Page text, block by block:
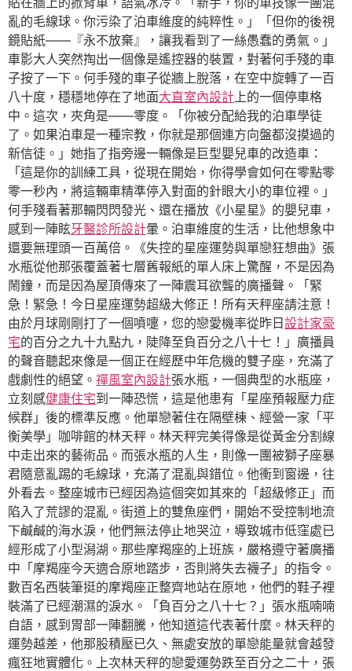
亂的毛線球。你污染了泊車維度的純粹性。」「但你的後視
鏡貼紙——『永不放棄』，讓我看到了一絲愚蠢的勇氣。」
車影大人突然掏出一個像是遙控器的裝置，對著何手殘的車
子按了一下。何手殘的車子從牆上脫落，在空中旋轉了一百
八十度，穩穩地停在了地面大直室內設計上的一個停車格
中。這次，夾角是——零度。「你被分配給我的泊車學徒
了。如果泊車是一種宗教，你就是那個連方向盤都沒摸過的
新信徒。」她指了指旁邊一輛像是巨型嬰兒車的改造車：
「這是你的訓練工具，從現在開始，你得學會如何在零點零
零一秒內，將這輛車精準停入對面的針眼大小的車位裡。」
何手殘看著那輛閃閃發光、還在播放《小星星》的嬰兒車，
感到一陣眩牙醫診所設計暈。泊車維度的生活，比他想象中
還要無理頭一百萬倍。《失控的星座運勢與單戀狂想曲》張
水瓶從他那張覆蓋著七層舊報紙的單人床上驚醒，不是因為
鬧鐘，而是因為屋頂傳來了一陣震耳欲聾的廣播聲。「緊
急！緊急！今日星座運勢超級大修正！所有天秤座請注意！
由於月球剛剛打了一個噴嚏，您的戀愛機率從昨日 設計家豪
宅的百分之九十九點九，陡降至負百分之八十七！」廣播員
的聲音聽起來像是一個正在經歷中年危機的雙子座，充滿了
戲劇性的絕望。 禪風室內設計張水瓶，一個典型的水瓶座，
立刻感健康住宅到一陣恐慌，這是他患有「星座預報壓力症
候群」後的標準反應。他單戀著住在隔壁棟、經營一家「平
衡美學」咖啡館的林天秤。林天秤完美得像是從黃金分割線
中走出來的藝術品。而張水瓶的人生，則像一團被獅子座暴
君隨意亂踢的毛線球，充滿了混亂與錯位。他衝到窗邊，往
外看去。整座城市已經因為這個突如其來的「超級修正」而
陷入了荒謬的混亂。街道上的雙魚座們，開始不受控制地流
下鹹鹹的海水淚，他們無法停止地哭泣，導致城市低窪處已
經形成了小型潟湖。那些摩羯座的上班族，嚴格遵守著廣播
中「摩羯座今天適合原地踏步，否則將失去襪子」的指令。
數百名西裝筆挺的摩羯座正整齊地站在原地，他們的鞋子裡
裝滿了已經潮濕的淚水。「負百分之八十七？」張水瓶喃喃
自語，感到胃部一陣翻騰，他知道這代表著什麼。林天秤的
運勢越差，他那股積壓已久、無處安放的單戀能量就會越發
瘋狂地實體化。上次林天秤的戀愛運勢跌至百分之二十，張